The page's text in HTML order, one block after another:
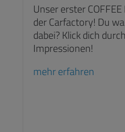
Unser erster
der Carfactory! Du
dabei? Klick dich
Impressionen!
mehr erfahren